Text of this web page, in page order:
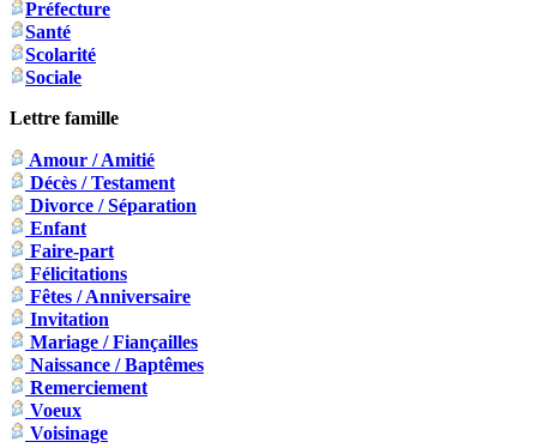
Préfecture
Santé
Scolarité
Sociale
Lettre famille
Amour / Amitié
Décès / Testament
Divorce / Séparation
Enfant
Faire-part
Félicitations
Fêtes / Anniversaire
Invitation
Mariage / Fiançailles
Naissance / Baptêmes
Remerciement
Voeux
Voisinage